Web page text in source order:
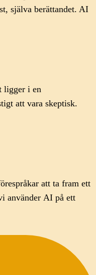
själva berättandet. AI
ligger i en
att vara skeptisk.
att ta fram ett
använder AI på ett